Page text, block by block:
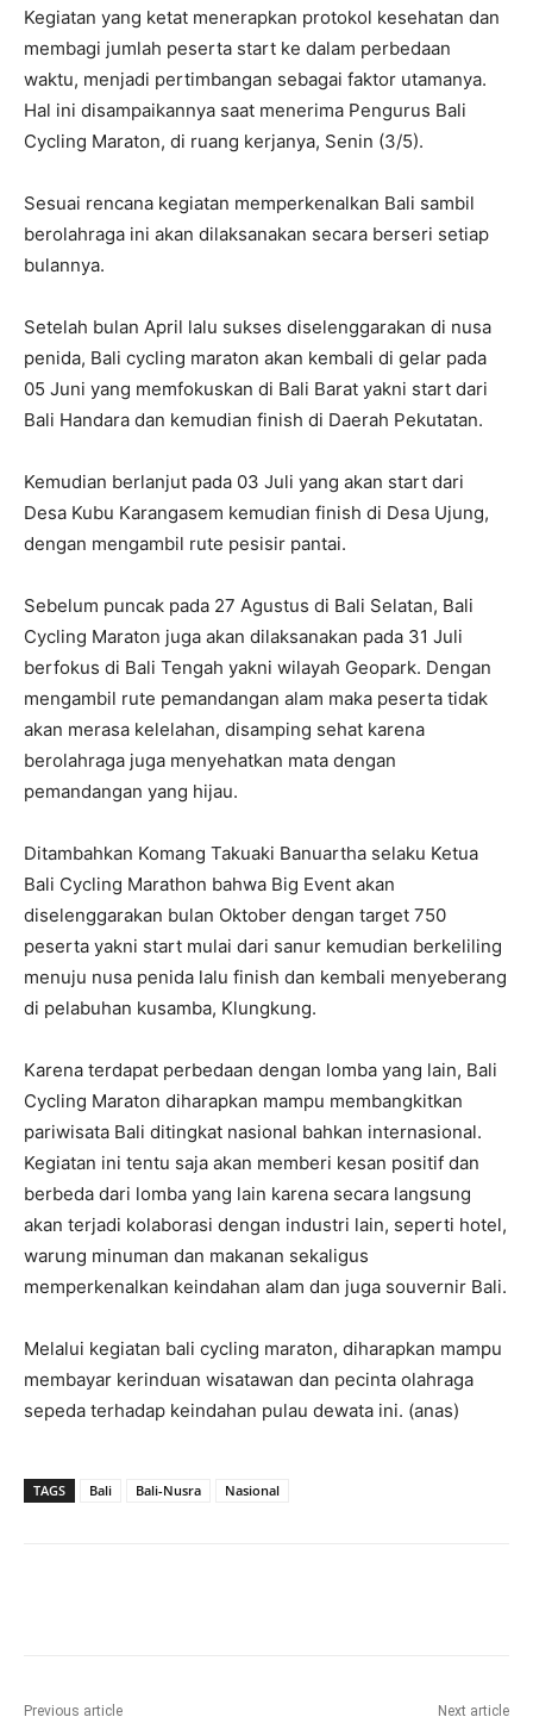
Kegiatan yang ketat menerapkan protokol kesehatan dan
membagi jumlah peserta start ke dalam perbedaan
waktu, menjadi pertimbangan sebagai faktor utamanya.
Hal ini disampaikannya saat menerima Pengurus Bali
Cycling Maraton, di ruang kerjanya, Senin (3/5).
Sesuai rencana kegiatan memperkenalkan Bali sambil
berolahraga ini akan dilaksanakan secara berseri setiap
bulannya.
Setelah bulan April lalu sukses diselenggarakan di nusa
penida, Bali cycling maraton akan kembali di gelar pada
05 Juni yang memfokuskan di Bali Barat yakni start dari
Bali Handara dan kemudian finish di Daerah Pekutatan.
Kemudian berlanjut pada 03 Juli yang akan start dari
Desa Kubu Karangasem kemudian finish di Desa Ujung,
dengan mengambil rute pesisir pantai.
Sebelum puncak pada 27 Agustus di Bali Selatan, Bali
Cycling Maraton juga akan dilaksanakan pada 31 Juli
berfokus di Bali Tengah yakni wilayah Geopark. Dengan
mengambil rute pemandangan alam maka peserta tidak
akan merasa kelelahan, disamping sehat karena
berolahraga juga menyehatkan mata dengan
pemandangan yang hijau.
Ditambahkan Komang Takuaki Banuartha selaku Ketua
Bali Cycling Marathon bahwa Big Event akan
diselenggarakan bulan Oktober dengan target 750
peserta yakni start mulai dari sanur kemudian berkeliling
menuju nusa penida lalu finish dan kembali menyeberang
di pelabuhan kusamba, Klungkung.
Karena terdapat perbedaan dengan lomba yang lain, Bali
Cycling Maraton diharapkan mampu membangkitkan
pariwisata Bali ditingkat nasional bahkan internasional.
Kegiatan ini tentu saja akan memberi kesan positif dan
berbeda dari lomba yang lain karena secara langsung
akan terjadi kolaborasi dengan industri lain, seperti hotel,
warung minuman dan makanan sekaligus
memperkenalkan keindahan alam dan juga souvernir Bali.
Melalui kegiatan bali cycling maraton, diharapkan mampu
membayar kerinduan wisatawan dan pecinta olahraga
sepeda terhadap keindahan pulau dewata ini. (anas)
TAGS Bali Bali-Nusra Nasional
Previous article Next article